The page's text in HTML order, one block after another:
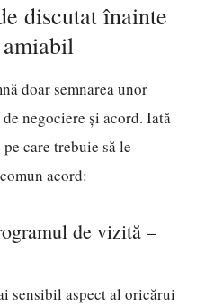
discutat înainte
doar semnarea unor
negociere și acord. Iată
care trebuie să le
acord:
de vizită –
sensibil aspect al oricărui